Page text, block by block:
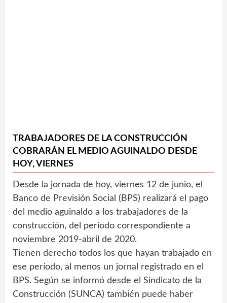
TRABAJADORES DE LA CONSTRUCCIÓN
COBRARÁN EL MEDIO AGUINALDO DESDE
HOY, VIERNES
Desde la jornada de hoy, viernes 12 de junio, el
Banco de Previsión Social (BPS) realizará el pago
del medio aguinaldo a los trabajadores de la
construcción, del período correspondiente a
noviembre 2019-abril de 2020.
Tienen derecho todos los que hayan trabajado en
ese período, al menos un jornal registrado en el
BPS. Según se informó desde el Sindicato de la
Construcción (SUNCA) también puede haber